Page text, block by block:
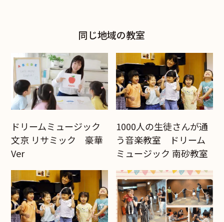
同じ地域の教室
ドリームミュージック
文京 リサミック 豪華
Ver
1000人の生徒さんが通
う音楽教室 ドリーム
ミュージック 南砂教室